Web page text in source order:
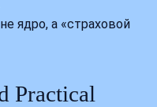
ядро, а «страховой
Practical